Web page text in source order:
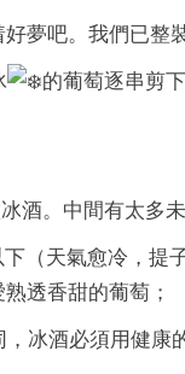
夢吧。我們已
的葡萄逐串剪
酒。中間有太多
（天氣愈冷，提
透香甜的葡萄；
冰酒必須用健